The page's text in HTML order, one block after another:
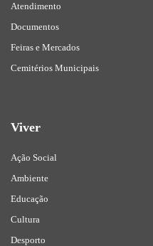
Atendimento
Documentos
Feiras e Mercados
Cemitérios Municipais
Viver
Ação Social
Ambiente
Educação
Cultura
Desporto